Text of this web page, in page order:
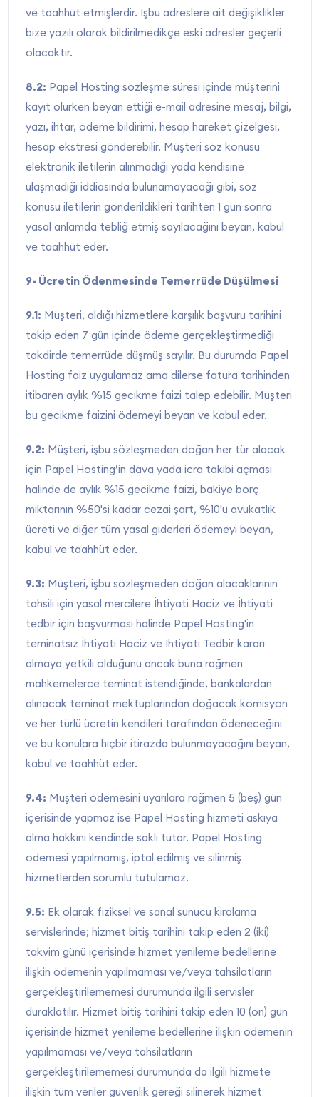
ve taahhüt etmişlerdir. İşbu adreslere ait değişiklikler
bize yazılı olarak bildirilmedikçe eski adresler geçerli
olacaktır.
8.2: Papel Hosting sözleşme süresi içinde müşterini
kayıt olurken beyan ettiği e-mail adresine mesaj, bilgi,
yazı, ihtar, ödeme bildirimi, hesap hareket çizelgesi,
hesap ekstresi gönderebilir. Müşteri söz konusu
elektronik iletilerin alınmadığı yada kendisine
ulaşmadığı iddiasında bulunamayacağı gibi, söz
konusu iletilerin gönderildikleri tarihten 1 gün sonra
yasal anlamda tebliğ etmiş sayılacağını beyan, kabul
ve taahhüt eder.
9- Ücretin Ödenmesinde Temerrüde Düşülmesi
9.1: Müşteri, aldığı hizmetlere karşılık başvuru tarihini
takip eden 7 gün içinde ödeme gerçekleştirmediği
takdirde temerrüde düşmüş sayılır. Bu durumda Papel
Hosting faiz uygulamaz ama dilerse fatura tarihinden
itibaren aylık %15 gecikme faizi talep edebilir. Müşteri
bu gecikme faizini ödemeyi beyan ve kabul eder.
9.2: Müşteri, işbu sözleşmeden doğan her tür alacak
için Papel Hosting’in dava yada icra takibi açması
halinde de aylık %15 gecikme faizi, bakiye borç
miktarının %50'si kadar cezai şart, %10'u avukatlık
ücreti ve diğer tüm yasal giderleri ödemeyi beyan,
kabul ve taahhüt eder.
9.3: Müşteri, işbu sözleşmeden doğan alacaklarının
tahsili için yasal mercilere İhtiyati Haciz ve İhtiyati
tedbir için başvurması halinde Papel Hosting'in
teminatsız İhtiyati Haciz ve İhtiyati Tedbir kararı
almaya yetkili olduğunu ancak buna rağmen
mahkemelerce teminat istendiğinde, bankalardan
alınacak teminat mektuplarından doğacak komisyon
ve her türlü ücretin kendileri tarafından ödeneceğini
ve bu konulara hiçbir itirazda bulunmayacağını beyan,
kabul ve taahhüt eder.
9.4: Müşteri ödemesini uyarılara rağmen 5 (beş) gün
içerisinde yapmaz ise Papel Hosting hizmeti askıya
alma hakkını kendinde saklı tutar. Papel Hosting
ödemesi yapılmamış, iptal edilmiş ve silinmiş
hizmetlerden sorumlu tutulamaz.
9.5: Ek olarak fiziksel ve sanal sunucu kiralama
servislerinde; hizmet bitiş tarihini takip eden 2 (iki)
takvim günü içerisinde hizmet yenileme bedellerine
ilişkin ödemenin yapılmaması ve/veya tahsilatların
gerçekleştirilememesi durumunda ilgili servisler
duraklatılır. Hizmet bitiş tarihini takip eden 10 (on) gün
içerisinde hizmet yenileme bedellerine ilişkin ödemenin
yapılmaması ve/veya tahsilatların
gerçekleştirilememesi durumunda da ilgili hizmete
ilişkin tüm veriler güvenlik gereği silinerek hizmet